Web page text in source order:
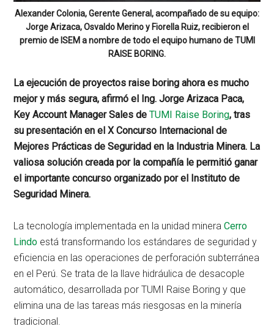
Alexander Colonia, Gerente General, acompañado de su equipo:
Jorge Arizaca, Osvaldo Merino y Fiorella Ruiz, recibieron el
premio de ISEM a nombre de todo el equipo humano de TUMI
RAISE BORING.
La ejecución de proyectos raise boring ahora es mucho
mejor y más segura, afirmó el Ing. Jorge Arizaca Paca,
Key Account Manager Sales deTUMI Raise Boring, tras
su presentación en el X Concurso Internacional de
Mejores Prácticas de Seguridad en la Industria Minera. La
valiosa solución creada por la compañía le permitió ganar
el importante concurso organizado por el Instituto de
Seguridad Minera.
La tecnología implementada en la unidad mineraCerro
Lindo está transformando los estándares de seguridad y
eficiencia en las operaciones de perforación subterránea
en el Perú. Se trata de la llave hidráulica de desacople
automático, desarrollada por TUMI Raise Boring y que
elimina una de las tareas más riesgosas en la minería
tradicional.